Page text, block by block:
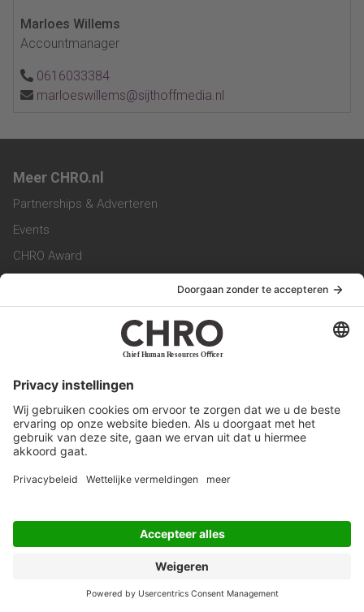
Marloes Willems
Accountmanager
0616033384
marloeswillems@sijthoffmedia.nl
Meer CHRO.nl
Partnerships & Adverteren
Events
CHRO Award
CHRO Magazine
Service & Contact
Werken bij ons
Privacy Statement
Algemene Voorwaarden